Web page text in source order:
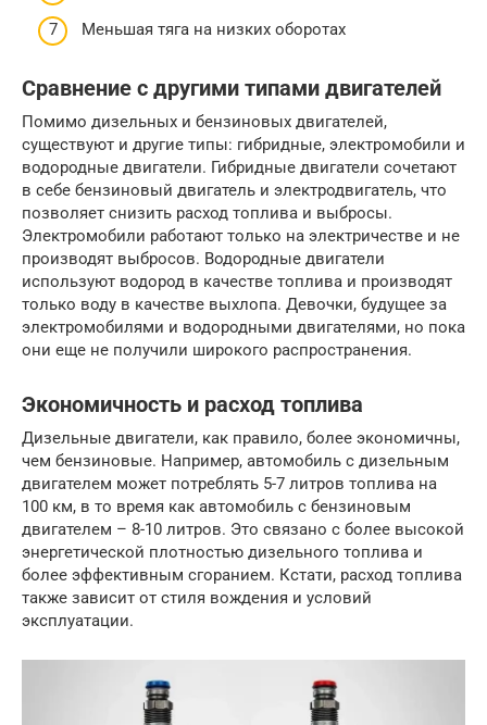
Меньшая тяга на низких оборотах
Сравнение с другими типами двигателей
Помимо дизельных и бензиновых двигателей,
существуют и другие типы: гибридные, электромобили и
водородные двигатели. Гибридные двигатели сочетают
в себе бензиновый двигатель и электродвигатель, что
позволяет снизить расход топлива и выбросы.
Электромобили работают только на электричестве и не
производят выбросов. Водородные двигатели
используют водород в качестве топлива и производят
только воду в качестве выхлопа. Девочки, будущее за
электромобилями и водородными двигателями, но пока
они еще не получили широкого распространения.
Экономичность и расход топлива
Дизельные двигатели, как правило, более экономичны,
чем бензиновые. Например, автомобиль с дизельным
двигателем может потреблять 5-7 литров топлива на
100 км, в то время как автомобиль с бензиновым
двигателем – 8-10 литров. Это связано с более высокой
энергетической плотностью дизельного топлива и
более эффективным сгоранием. Кстати, расход топлива
также зависит от стиля вождения и условий
эксплуатации.